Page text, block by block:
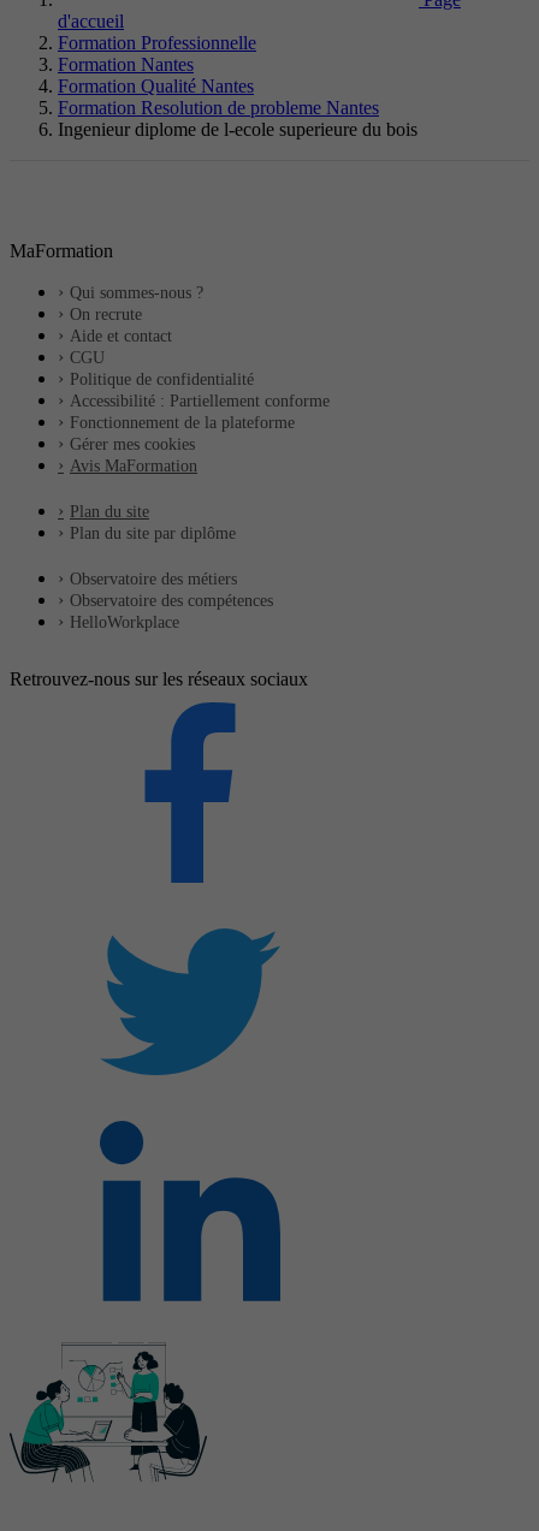
d'accueil
Formation Professionnelle
Formation Nantes
Formation Qualité Nantes
Formation Resolution de probleme Nantes
Ingenieur diplome de l-ecole superieure du bois
MaFormation
Qui sommes-nous ?
On recrute
Aide et contact
CGU
Politique de confidentialité
Accessibilité : Partiellement conforme
Fonctionnement de la plateforme
Gérer mes cookies
Avis MaFormation
Plan du site
Plan du site par diplôme
Observatoire des métiers
Observatoire des compétences
HelloWorkplace
Retrouvez-nous sur les réseaux sociaux